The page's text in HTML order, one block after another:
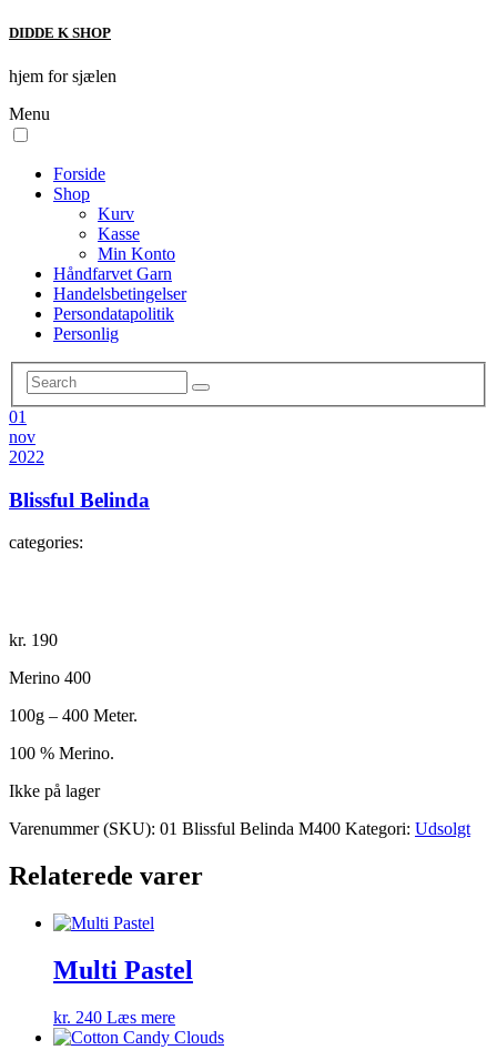
DIDDE K SHOP
hjem for sjælen
Menu
Forside
Shop
Kurv
Kasse
Min Konto
Håndfarvet Garn
Handelsbetingelser
Persondatapolitik
Personlig
01
nov
2022
Blissful Belinda
categories:
kr. 190
Merino 400
100g – 400 Meter.
100 % Merino.
Ikke på lager
Varenummer (SKU): 01 Blissful Belinda M400 Kategori: Udsolgt
Relaterede varer
Multi Pastel
kr. 240 Læs mere